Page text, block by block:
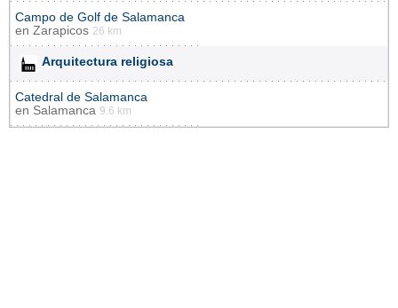
Campo de Golf de Salamanca
en Zarapicos 26 km
Arquitectura religiosa
Catedral de Salamanca
en Salamanca 9.6 km